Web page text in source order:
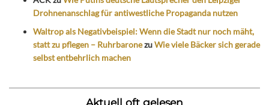
Drohnenanschlag für antiwestliche Propaganda nutzen
Waltrop als Negativbeispiel: Wenn die Stadt nur noch mäht,
statt zu pflegen – RuhrbaronezuWie viele Bäcker sich gerade
selbst entbehrlich machen
Aktuell oft gelesen